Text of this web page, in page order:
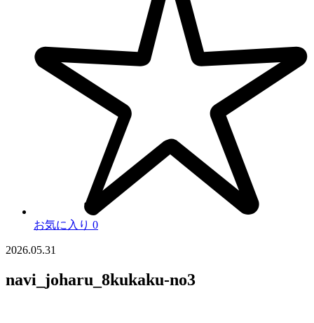
お気に入り 0
2026.05.31
navi_joharu_8kukaku-no3